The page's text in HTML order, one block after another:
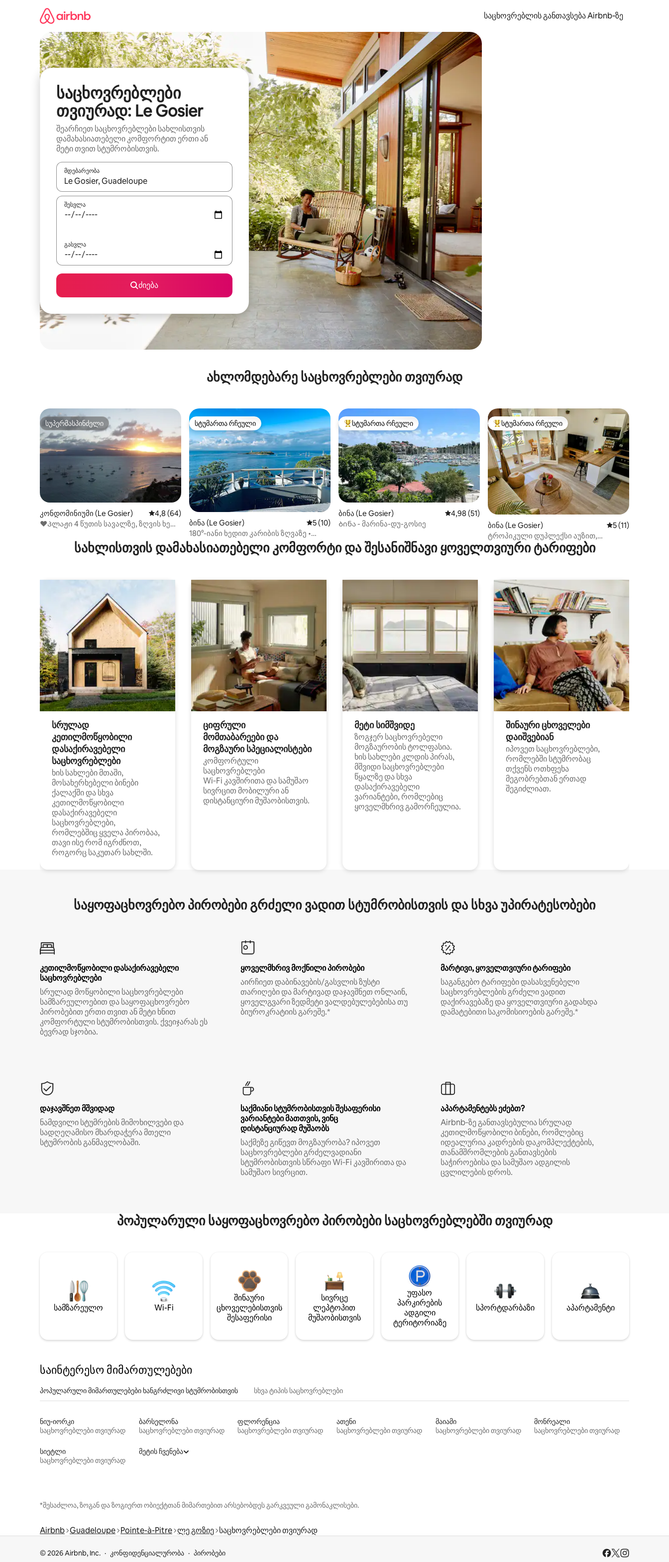
საცხოვრებლის განთავსება Airbnb‑ზე
საცხოვრებლები
თვიურად: Le Gosier
შეარჩიეთ საცხოვრებლები სახლისთვის
დამახასიათებელი კომფორტით ერთი ან
მეტი თვით სტუმრობისთვის.
მდებარეობა
როცა შედეგები ხელმისაწვდომი გახდება, ნავიგაციისთვის გამოიყენეთ კლავიშები ზემოთ/ქვემოთ მიმართული ისრებით ან შეხებისა თუ თითის გასმის ჟესტები.
შესვლა
გასვლა
ძიება
ახლომდებარე საცხოვრებლები თვიურად
სუპერმასპინძელი
სუპერმასპინძელი
კონდომინიუმი (Le Gosier) საშუალო შეფასებაა 5‑დან 4,8, 64 მიმოხილვა
4,8 (64)
❤Პლაჟი 4 წუთის სავალზე, ზღვის ხედი
სტუმართა რჩეული
სტუმართა რჩეული
ბინა (Le Gosier) საშუალო შეფასებაა 5‑დან 5, 10 მიმოხილვა
5 (10)
180°-იანი ხედით კარიბის ზღვაზე •
პირდაპირ პლაჟზე
სტუმართა რჩეული მოწინავე ვარიანტი
სტუმართა რჩეული
ბინა (Le Gosier) საშუალო შეფასებაა 5‑დან 4,98, 51 მიმოხილვა
4,98 (51)
Ბინა - მარინა-დუ-გოსიე
სტუმართა რჩეული მოწინავე ვარიანტი
სტუმართა რჩეული
ბინა (Le Gosier) საშუალო
5 (11)
ტროპიკული დუპლექსი აუზით,
პლაჟებამდე 5 წთ
სახლისთვის დამახასიათებელი კომფორტი და შესანიშნავი ყოველთვიური ტარიფები
სრულად
კეთილმოწყობილი
დასაქირავებელი
საცხოვრებლები
ხის სახლები მთაში,
მოსახერხებელი ბინები
ქალაქში და სხვა
კეთილმოწყობილი
დასაქირავებელი
საცხოვრებლები,
რომლებშიც ყველა პირობაა,
თავი ისე რომ იგრძნოთ,
როგორც საკუთარ სახლში.
ციფრული
მომთაბარეები და
მოგზაური სპეციალისტები
კომფორტული
საცხოვრებლები
Wi‑Fi კავშირითა და სამუშაო
სივრცით მობილური ან
დისტანციური მუშაობისთვის.
მეტი სიმშვიდე
ზოგჯერ საცხოვრებელი
მოგზაურობის ტოლფასია.
ხის სახლები კლდის პირას,
მშვიდი საცხოვრებლები
წყალზე და სხვა
დასაქირავებელი
ვარიანტები, რომლებიც
ყოველმხრივ გამორჩეულია.
შინაური ცხოველები
დაიშვებიან
იპოვეთ საცხოვრებლები,
რომლებში სტუმრობაც
თქვენს ოთხფეხა
მეგობრებთან ერთად
შეგიძლიათ.
საყოფაცხოვრებო პირობები გრძელი ვადით სტუმრობისთვის და სხვა უპირატესობები
კეთილმოწყობილი დასაქირავებელი
საცხოვრებლები
სრულად მოწყობილი საცხოვრებლები
სამზარეულოებით და საყოფაცხოვრებო
პირობებით ერთი თვით ან მეტი ხნით
კომფორტული სტუმრობისთვის. ქვეიჯარას ეს
ბევრად სჯობია.
ყოველმხრივ მოქნილი პირობები
აირჩიეთ დაბინავების/გასვლის ზუსტი
თარიღები და მარტივად დაჯავშნეთ ონლაინ,
ყოველგვარი ზედმეტი ვალდებულებებისა თუ
ბიუროკრატიის გარეშე.*
მარტივი, ყოველთვიური ტარიფები
საგანგებო ტარიფები დასასვენებელი
საცხოვრებლების გრძელი ვადით
დაქირავებაზე და ყოველთვიური გადახდა
დამატებითი საკომისიოების გარეშე.*
დაჯავშნეთ მშვიდად
ნამდვილი სტუმრების მიმოხილვები და
სადღეღამისო მხარდაჭერა მთელი
სტუმრობის განმავლობაში.
საქმიანი სტუმრობისთვის შესაფერისი
ვარიანტები მათთვის, ვინც
დისტანციურად მუშაობს
საქმეზე გიწევთ მოგზაურობა? იპოვეთ
საცხოვრებლები გრძელვადიანი
სტუმრობისთვის სწრაფი Wi‑Fi კავშირითა და
სამუშაო სივრცით.
აპარტამენტებს ეძებთ?
Airbnb‑ზე განთავსებულია სრულად
კეთილმოწყობილი ბინები, რომლებიც
იდეალურია კადრების დაკომპლექტების,
თანამშრომლების განთავსების
საჭიროებისა და სამუშაო ადგილის
ცვლილების დროს.
პოპულარული საყოფაცხოვრებო პირობები საცხოვრებლებში თვიურად
სამზარეულო Wi-Fi
შინაური
ცხოველებისთვის
შესაფერისი
სივრცე
ლეპტოპით
მუშაობისთვის
უფასო
პარკირების
ადგილი
ტერიტორიაზე
სპორტდარბაზი აპარტამენტი
საინტერესო მიმართულებები
პოპულარული მიმართულებები ხანგრძლივი სტუმრობისთვის სხვა ტიპის საცხოვრებლები
ნიუ-იორკი
საცხოვრებლები თვიურად
ბარსელონა
საცხოვრებლები თვიურად
ფლორენცია
საცხოვრებლები თვიურად
ათენი
საცხოვრებლები თვიურად
მაიამი
საცხოვრებლები თვიურად
მონრეალი
საცხოვრებლები თვიურად
სიეტლი
საცხოვრებლები თვიურად
მეტის ჩვენება
*შესაძლოა, ზოგან და ზოგიერთ ობიექტთან მიმართებით არსებობდეს გარკვეული გამონაკლისები.
Airbnb Guadeloupe Pointe-à-Pitre ლე გოზიე საცხოვრებლები თვიურად
© 2026 Airbnb, Inc. კონფიდენციალურობა პირობები